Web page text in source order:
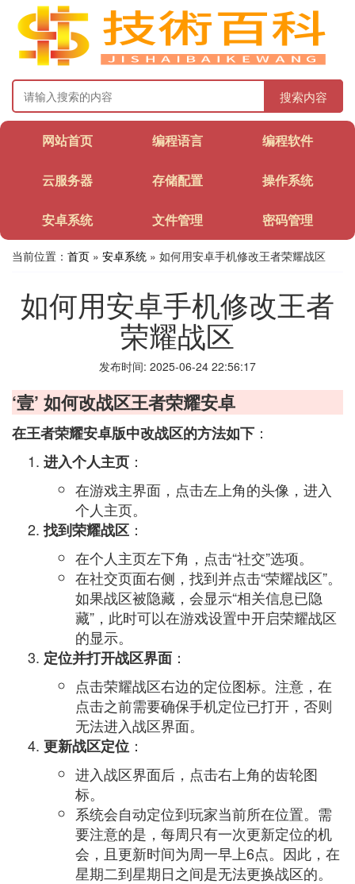
搜索内容
网站首页 编程语言 编程软件
云服务器 存储配置 操作系统
安卓系统 文件管理 密码管理
当前位置： 首页 » 安卓系统 » 如何用安卓手机修改王者荣耀战区
如何用安卓手机修改王者
荣耀战区
发布时间: 2025-06-24 22:56:17
‘壹’ 如何改战区王者荣耀安卓
在王者荣耀安卓版中改战区的方法如下 ：
进入个人主页 ：
在游戏主界面，点击左上角的头像，进入
个人主页。
找到荣耀战区 ：
在个人主页左下角，点击“社交”选项。
在社交页面右侧，找到并点击“荣耀战区”。
如果战区被隐藏，会显示“相关信息已隐
藏”，此时可以在游戏设置中开启荣耀战区
的显示。
定位并打开战区界面 ：
点击荣耀战区右边的定位图标。注意，在
点击之前需要确保手机定位已打开，否则
无法进入战区界面。
更新战区定位 ：
进入战区界面后，点击右上角的齿轮图
标。
系统会自动定位到玩家当前所在位置。需
要注意的是，每周只有一次更新定位的机
会，且更新时间为周一早上6点。因此，在
星期二到星期日之间是无法更换战区的。